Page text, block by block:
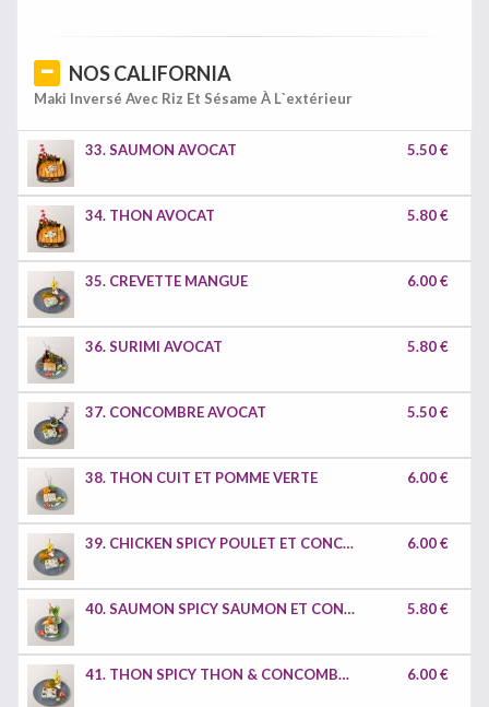
NOS CALIFORNIA
Maki Inversé Avec Riz Et Sésame À L`extérieur
33. SAUMON AVOCAT 5.50 €
34. THON AVOCAT 5.80 €
35. CREVETTE MANGUE 6.00 €
36. SURIMI AVOCAT 5.80 €
37. CONCOMBRE AVOCAT 5.50 €
38. THON CUIT ET POMME VERTE 6.00 €
39. CHICKEN SPICY POULET ET CONCOMBRE 6.00 €
40. SAUMON SPICY SAUMON ET CONCOMBRE 5.80 €
41. THON SPICY THON & CONCOMBRE 6.00 €